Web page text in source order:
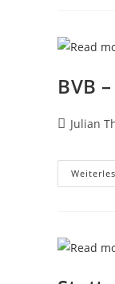
BVB
Julian